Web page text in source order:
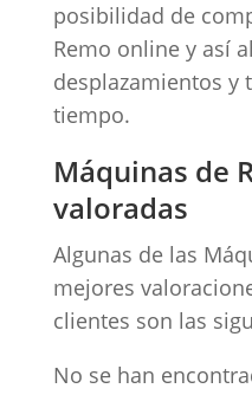
posibilidad de
Remo online y así
desplazamientos y
tiempo.
Máquinas de
valoradas
Algunas de las
mejores
clientes son las
No se han